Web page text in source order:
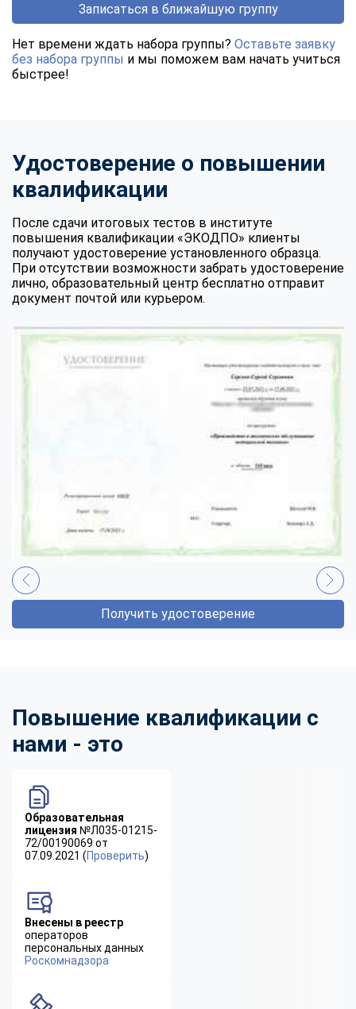
Записаться в ближайшую группу
Нет времени ждать набора группы? Оставьте заявку
без набора группы и мы поможем вам начать учиться
быстрее!
Удостоверение о повышении
квалификации
После сдачи итоговых тестов в институте
повышения квалификации «ЭКОДПО» клиенты
получают удостоверение установленного образца.
При отсутствии возможности забрать удостоверение
лично, образовательный центр бесплатно отправит
документ почтой или курьером.
Получить удостоверение
Повышение квалификации с
нами - это
Образовательная
лицензия №Л035-01215-
72/00190069 от
07.09.2021 (Проверить)
Внесены в реестр
операторов
персональных данных
Роскомнадзора